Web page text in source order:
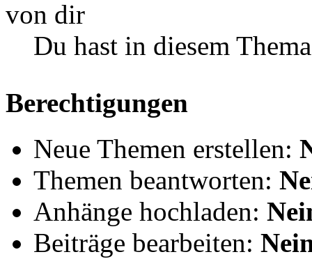
Du hast in diesem
Berechtigungen
Neue Themen erstellen:
Themen beantworten:
Anhänge hochladen:
Beiträge bearbeiten: